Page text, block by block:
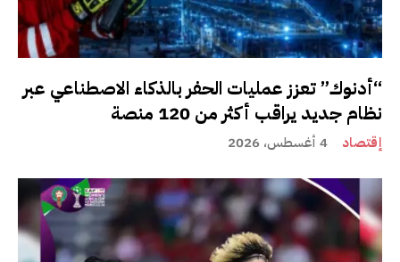
“أدنوك” تعزز عمليات الحفر بالذكاء الاصطناعي عبر
نظام جديد يراقب أكثر من 120 منصة
إقتصاد 4 أغسطس، 2026